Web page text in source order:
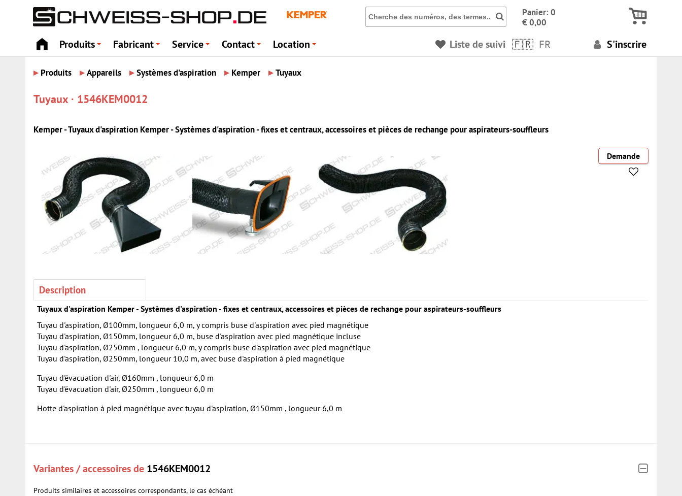
Icon Cherche des numéros, des termes..
Panier: 0
€ 0,00
Produits Fabricant Service Contact Location Liste de suivi FR S'inscrire
▸ Produits ▸ Appareils ▸ Systèmes d'aspiration ▸ Kemper ▸ Tuyaux
Tuyaux · 1546KEM0012
Kemper - Tuyaux d'aspiration Kemper - Systèmes d'aspiration - fixes et centraux, accessoires et pièces de rechange pour aspirateurs-souffleurs
Demande
Description
Tuyaux d'aspiration Kemper - Systèmes d'aspiration - fixes et centraux, accessoires et pièces de rechange pour aspirateurs-souffleurs
Tuyau d'aspiration, Ø100mm, longueur 6,0 m, y compris buse d'aspiration avec pied magnétique
Tuyau d'aspiration, Ø150mm, longueur 6,0 m, buse d'aspiration avec pied magnétique incluse
Tuyau d'aspiration, Ø250mm , longueur 6,0 m, y compris buse d'aspiration avec pied magnétique
Tuyau d'aspiration, Ø250mm, longueur 10,0 m, avec buse d'aspiration à pied magnétique
Tuyau d'évacuation d'air, Ø160mm , longueur 6,0 m
Tuyau d'évacuation d'air, Ø250mm , longueur 6,0 m
Hotte d'aspiration à pied magnétique avec tuyau d'aspiration, Ø150mm , longueur 6,0 m
Variantes / accessoires de 1546KEM0012
Produits similaires et accessoires correspondants, le cas échéant